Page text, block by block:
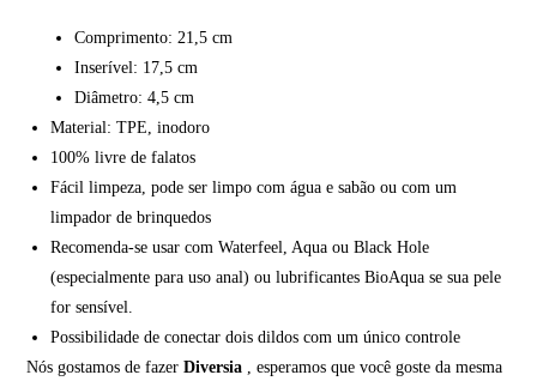
Comprimento: 21,5 cm
Inserível: 17,5 cm
Diâmetro: 4,5 cm
Material: TPE, inodoro
100% livre de falatos
Fácil limpeza, pode ser limpo com água e sabão ou com um
limpador de brinquedos
Recomenda-se usar com Waterfeel, Aqua ou Black Hole
(especialmente para uso anal) ou lubrificantes BioAqua se sua pele
for sensível.
Possibilidade de conectar dois dildos com um único controle
Nós gostamos de fazerDiversia , esperamos que você goste da mesma